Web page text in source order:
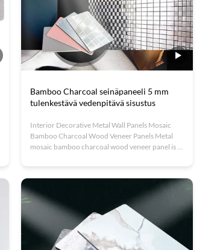
Bamboo Charcoal seinäpaneeli 5 mm
tulenkestävä vedenpitävä sisustus
Interior Decorative Metal Wall Panels Mosaic
Bamboo Charcoal Wood Veneer Panels Metal
mosaic bamboo charcoal wood veneer panel is a
unique aesthetic effects. These natural bamboo
charcoal environmentally ...